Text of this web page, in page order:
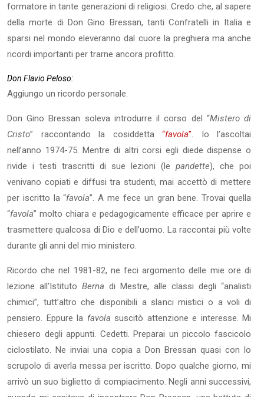
formatore in tante generazioni di religiosi. Credo che, al sapere
della morte di Don Gino Bressan, tanti Confratelli in Italia e
sparsi nel mondo eleveranno dal cuore la preghiera ma anche
ricordi importanti per trarne ancora profitto.
Don Flavio Peloso:
Aggiungo un ricordo personale.
Don Gino Bressan soleva introdurre il corso del “Mistero di
Cristo” raccontando la cosiddetta “favola”.
Io l’ascoltai
nell’anno 1974-75. Mentre di altri corsi egli diede dispense o
rivide i testi trascritti di sue lezioni (le pandette), che poi
venivano copiati e diffusi tra studenti, mai accettò di mettere
per iscritto la “favola”. A me fece un gran bene. Trovai quella
“favola” molto chiara e pedagogicamente efficace per aprire e
trasmettere qualcosa di Dio e dell’uomo. La raccontai più volte
durante gli anni del mio ministero.
Ricordo che nel 1981-82, ne feci argomento delle mie ore di
lezione all’Istituto Berna di Mestre, alle classi degli “analisti
chimici”, tutt’altro che disponibili a slanci mistici o a voli di
pensiero. Eppure la favola suscitò attenzione e interesse. Mi
chiesero degli appunti. Cedetti. Preparai un piccolo fascicolo
ciclostilato. Ne inviai una copia a Don Bressan quasi con lo
scrupolo di averla messa per iscritto. Dopo qualche giorno, mi
arrivò un suo biglietto di compiacimento. Negli anni successivi,